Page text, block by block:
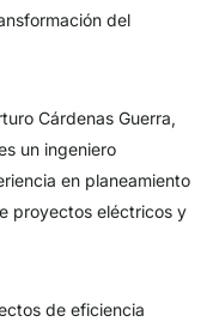
del
Cárdenas Guerra,
un ingeniero
en planeamiento
proyectos eléctricos y
de eficiencia